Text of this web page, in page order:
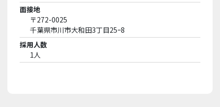
面接地
〒272-0025
千葉県市川市大和田3丁目25ｰ8
採用人数
1人